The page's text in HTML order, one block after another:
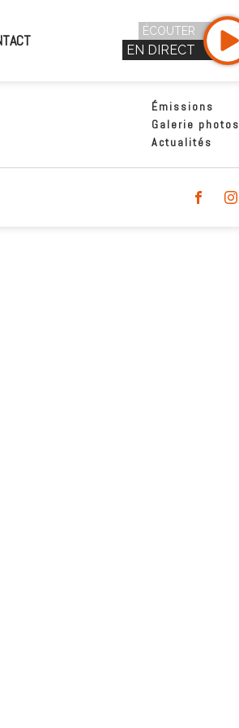
ÉCOUTER
EN DIRECT
Émissions
Galerie photos
Actualités